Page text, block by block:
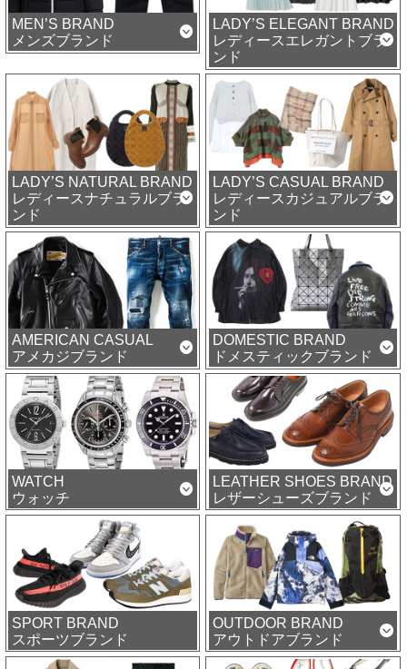
MEN’S BRAND
メンズブランド
LADY’S ELEGANT BRAND
レディースエレガントブラ
ンド
LADY’S NATURAL BRAND
レディースナチュラルブラ
ンド
LADY’S CASUAL BRAND
レディースカジュアルブラ
ンド
AMERICAN CASUAL
アメカジブランド
DOMESTIC BRAND
ドメスティックブランド
WATCH
ウォッチ
LEATHER SHOES BRAND
レザーシューズブランド
SPORT BRAND
スポーツブランド
OUTDOOR BRAND
アウトドアブランド